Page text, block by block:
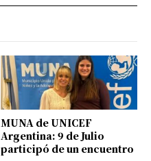
MUNA de UNICEF
Argentina: 9 de Julio
participó de un encuentro